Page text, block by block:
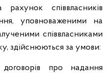
співвласників
уповноваженими на
співвласниками
здійснюються за умови:
про надання